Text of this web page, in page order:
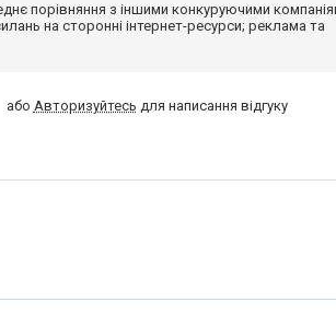
порівняння з іншими конкуруючими
на сторонні інтернет-ресурси; реклама та
або Авторизуйтесь для написання відгуку